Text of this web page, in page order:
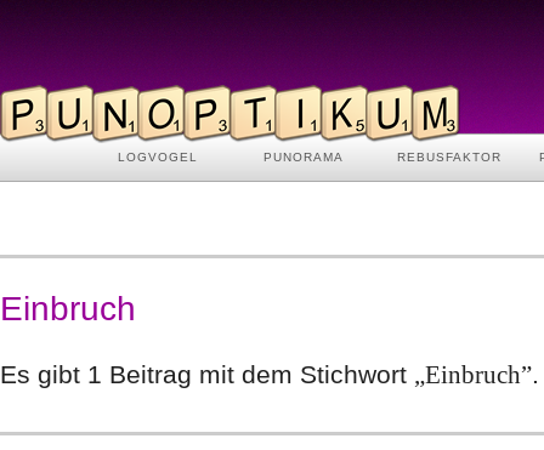
LOGVOGEL PUNORAMA REBUSFAKTOR
Einbruch
Es gibt 1 Beitrag mit dem Stichwort „Einbruch”.